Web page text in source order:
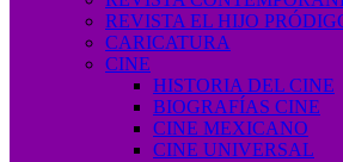
REVISTA EL HIJO
CARICATURA
CINE
HISTORIA DEL CINE
BIOGRAFÍAS CINE
CINE MEXICANO
CINE UNIVERSAL